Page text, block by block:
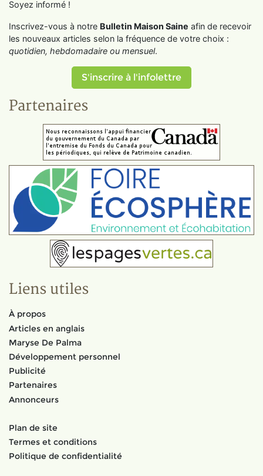
Soyez informé !
Inscrivez-vous à notre Bulletin Maison Saine afin de recevoir
les nouveaux articles selon la fréquence de votre choix :
quotidien, hebdomadaire ou mensuel.
S'inscrire à l'infolettre
Partenaires
Liens utiles
À propos
Articles en anglais
Maryse De Palma
Développement personnel
Publicité
Partenaires
Annonceurs
Plan de site
Termes et conditions
Politique de confidentialité